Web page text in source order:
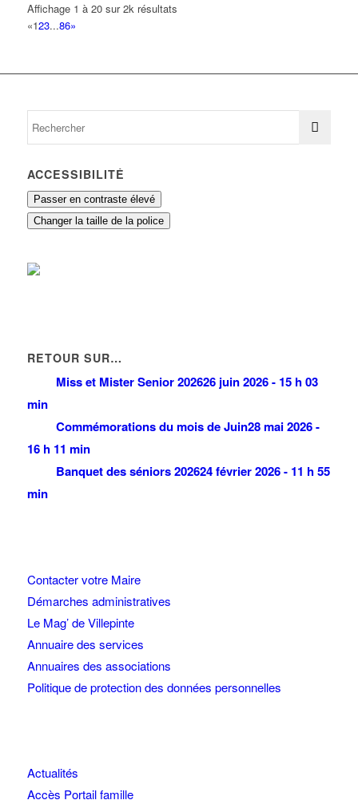
Affichage 1 à 20 sur 2k résultats
«123...86»
ACCESSIBILITÉ
Passer en contraste élevé
Changer la taille de la police
RETOUR SUR…
Miss et Mister Senior 202626 juin 2026 - 15 h 03
min
Commémorations du mois de Juin28 mai 2026 -
16 h 11 min
Banquet des séniors 202624 février 2026 - 11 h 55
min
Contacter votre Maire
Démarches administratives
Le Mag’ de Villepinte
Annuaire des services
Annuaires des associations
Politique de protection des données personnelles
Actualités
Accès Portail famille